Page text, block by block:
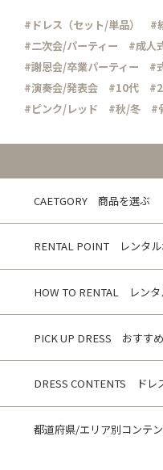
#ドレス（セット/単品）
#
#二次会/パーティー
#成人
#謝恩会/卒業パーティー
#
#演奏会/発表会
#10代
#ピンク/レッド
#秋/冬 #
CAETGORY 商品を選ぶ
RENTAL POINT レンタル
HOW TO RENTAL レンタ
PICK UP DRESS おすす
DRESS CONTENTS ドレ
都道府県/エリア別コンテ